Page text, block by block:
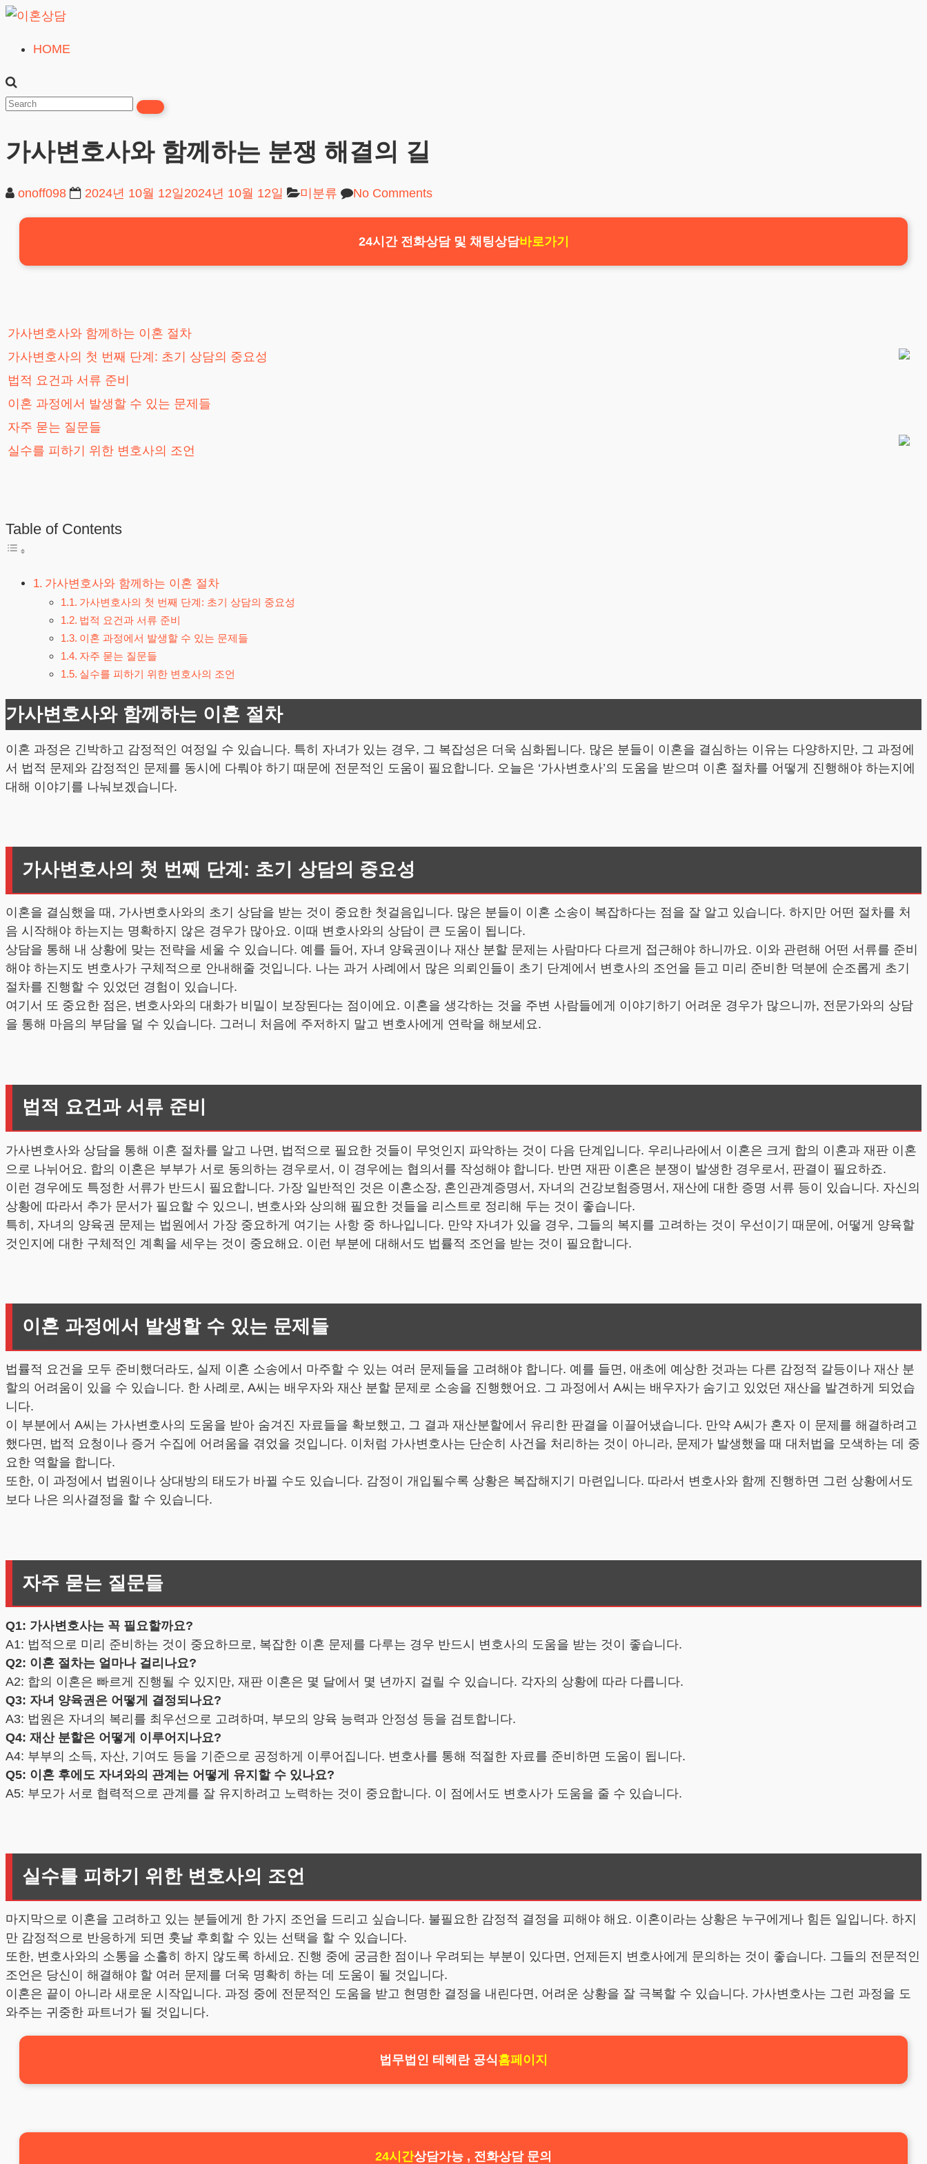
Skip
content
혼
상
24시간365일
HOME
가사변호사와 함께하는 분쟁 해결의 길
onoff098 2024년 10월 12일 2024년 10월 12일 미분류 No Comments
24시간 전화상담 및 채팅상담바로가기
가사변호사와 함께하는 이혼 절차
가사변호사의 첫 번째 단계: 초기 상담의 중요성
법적 요건과 서류 준비
이혼 과정에서 발생할 수 있는 문제들
자주 묻는 질문들
실수를 피하기 위한 변호사의 조언
Table of Contents
가사변호사와 함께하는 이혼 절차
가사변호사의 첫 번째 단계: 초기 상담의 중요성
법적 요건과 서류 준비
이혼 과정에서 발생할 수 있는 문제들
자주 묻는 질문들
실수를 피하기 위한 변호사의 조언
가사변호사와 함께하는 이혼 절차
이혼 과정은 긴박하고 감정적인 여정일 수 있습니다. 특히 자녀가 있는 경우, 그 복잡성은 더욱 심화됩니다. 많은 분들이 이혼을 결심하는 이유는 다양하지만, 그 과정에
서 법적 문제와 감정적인 문제를 동시에 다뤄야 하기 때문에 전문적인 도움이 필요합니다. 오늘은 ‘가사변호사’의 도움을 받으며 이혼 절차를 어떻게 진행해야 하는지에
대해 이야기를 나눠보겠습니다.
가사변호사의 첫 번째 단계: 초기 상담의 중요성
이혼을 결심했을 때, 가사변호사와의 초기 상담을 받는 것이 중요한 첫걸음입니다. 많은 분들이 이혼 소송이 복잡하다는 점을 잘 알고 있습니다. 하지만 어떤 절차를 처
음 시작해야 하는지는 명확하지 않은 경우가 많아요. 이때 변호사와의 상담이 큰 도움이 됩니다.
상담을 통해 내 상황에 맞는 전략을 세울 수 있습니다. 예를 들어, 자녀 양육권이나 재산 분할 문제는 사람마다 다르게 접근해야 하니까요. 이와 관련해 어떤 서류를 준비
해야 하는지도 변호사가 구체적으로 안내해줄 것입니다. 나는 과거 사례에서 많은 의뢰인들이 초기 단계에서 변호사의 조언을 듣고 미리 준비한 덕분에 순조롭게 초기
절차를 진행할 수 있었던 경험이 있습니다.
여기서 또 중요한 점은, 변호사와의 대화가 비밀이 보장된다는 점이에요. 이혼을 생각하는 것을 주변 사람들에게 이야기하기 어려운 경우가 많으니까, 전문가와의 상담
을 통해 마음의 부담을 덜 수 있습니다. 그러니 처음에 주저하지 말고 변호사에게 연락을 해보세요.
법적 요건과 서류 준비
가사변호사와 상담을 통해 이혼 절차를 알고 나면, 법적으로 필요한 것들이 무엇인지 파악하는 것이 다음 단계입니다. 우리나라에서 이혼은 크게 합의 이혼과 재판 이혼
으로 나뉘어요. 합의 이혼은 부부가 서로 동의하는 경우로서, 이 경우에는 협의서를 작성해야 합니다. 반면 재판 이혼은 분쟁이 발생한 경우로서, 판결이 필요하죠.
이런 경우에도 특정한 서류가 반드시 필요합니다. 가장 일반적인 것은 이혼소장, 혼인관계증명서, 자녀의 건강보험증명서, 재산에 대한 증명 서류 등이 있습니다. 자신의
상황에 따라서 추가 문서가 필요할 수 있으니, 변호사와 상의해 필요한 것들을 리스트로 정리해 두는 것이 좋습니다.
특히, 자녀의 양육권 문제는 법원에서 가장 중요하게 여기는 사항 중 하나입니다. 만약 자녀가 있을 경우, 그들의 복지를 고려하는 것이 우선이기 때문에, 어떻게 양육할
것인지에 대한 구체적인 계획을 세우는 것이 중요해요. 이런 부분에 대해서도 법률적 조언을 받는 것이 필요합니다.
이혼 과정에서 발생할 수 있는 문제들
법률적 요건을 모두 준비했더라도, 실제 이혼 소송에서 마주할 수 있는 여러 문제들을 고려해야 합니다. 예를 들면, 애초에 예상한 것과는 다른 감정적 갈등이나 재산 분
할의 어려움이 있을 수 있습니다. 한 사례로, A씨는 배우자와 재산 분할 문제로 소송을 진행했어요. 그 과정에서 A씨는 배우자가 숨기고 있었던 재산을 발견하게 되었습
니다.
이 부분에서 A씨는 가사변호사의 도움을 받아 숨겨진 자료들을 확보했고, 그 결과 재산분할에서 유리한 판결을 이끌어냈습니다. 만약 A씨가 혼자 이 문제를 해결하려고
했다면, 법적 요청이나 증거 수집에 어려움을 겪었을 것입니다. 이처럼 가사변호사는 단순히 사건을 처리하는 것이 아니라, 문제가 발생했을 때 대처법을 모색하는 데 중
요한 역할을 합니다.
또한, 이 과정에서 법원이나 상대방의 태도가 바뀔 수도 있습니다. 감정이 개입될수록 상황은 복잡해지기 마련입니다. 따라서 변호사와 함께 진행하면 그런 상황에서도
보다 나은 의사결정을 할 수 있습니다.
자주 묻는 질문들
Q1: 가사변호사는 꼭 필요할까요?
A1: 법적으로 미리 준비하는 것이 중요하므로, 복잡한 이혼 문제를 다루는 경우 반드시 변호사의 도움을 받는 것이 좋습니다.
Q2: 이혼 절차는 얼마나 걸리나요?
A2: 합의 이혼은 빠르게 진행될 수 있지만, 재판 이혼은 몇 달에서 몇 년까지 걸릴 수 있습니다. 각자의 상황에 따라 다릅니다.
Q3: 자녀 양육권은 어떻게 결정되나요?
A3: 법원은 자녀의 복리를 최우선으로 고려하며, 부모의 양육 능력과 안정성 등을 검토합니다.
Q4: 재산 분할은 어떻게 이루어지나요?
A4: 부부의 소득, 자산, 기여도 등을 기준으로 공정하게 이루어집니다. 변호사를 통해 적절한 자료를 준비하면 도움이 됩니다.
Q5: 이혼 후에도 자녀와의 관계는 어떻게 유지할 수 있나요?
A5: 부모가 서로 협력적으로 관계를 잘 유지하려고 노력하는 것이 중요합니다. 이 점에서도 변호사가 도움을 줄 수 있습니다.
실수를 피하기 위한 변호사의 조언
마지막으로 이혼을 고려하고 있는 분들에게 한 가지 조언을 드리고 싶습니다. 불필요한 감정적 결정을 피해야 해요. 이혼이라는 상황은 누구에게나 힘든 일입니다. 하지
만 감정적으로 반응하게 되면 훗날 후회할 수 있는 선택을 할 수 있습니다.
또한, 변호사와의 소통을 소홀히 하지 않도록 하세요. 진행 중에 궁금한 점이나 우려되는 부분이 있다면, 언제든지 변호사에게 문의하는 것이 좋습니다. 그들의 전문적인
조언은 당신이 해결해야 할 여러 문제를 더욱 명확히 하는 데 도움이 될 것입니다.
이혼은 끝이 아니라 새로운 시작입니다. 과정 중에 전문적인 도움을 받고 현명한 결정을 내린다면, 어려운 상황을 잘 극복할 수 있습니다. 가사변호사는 그런 과정을 도
와주는 귀중한 파트너가 될 것입니다.
법무법인 테헤란 공식홈페이지
24시간상담가능 , 전화상담 문의